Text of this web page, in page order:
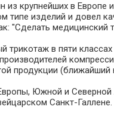
крупнейших в Европе
типе изделий и довел
"Сделать
трикотаж в пяти
продукции
Южной и
Санкт-Галлене.